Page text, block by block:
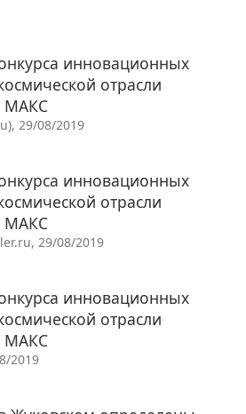
инновационных
отрасли
МАКС
29/08/2019
инновационных
отрасли
МАКС
29/08/2019
инновационных
отрасли
МАКС
2019